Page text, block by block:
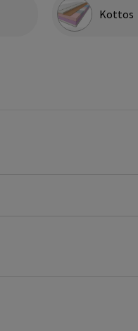
Kottos